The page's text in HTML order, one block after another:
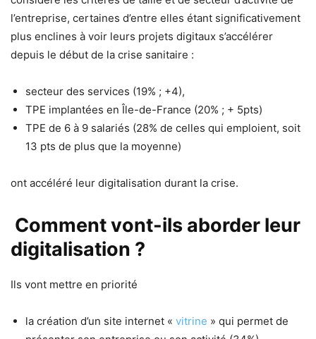
l’entreprise, certaines d’entre elles étant significativement
plus enclines à voir leurs projets digitaux s’accélérer
depuis le début de la crise sanitaire :
secteur des services (19% ; +4),
TPE implantées en Île-de-France (20% ; + 5pts)
TPE de 6 à 9 salariés (28% de celles qui emploient, soit
13 pts de plus que la moyenne)
ont accéléré leur digitalisation durant la crise.
Comment vont-ils aborder leur
digitalisation ?
Ils vont mettre en priorité
la création d’un site internet « vitrine » qui permet de